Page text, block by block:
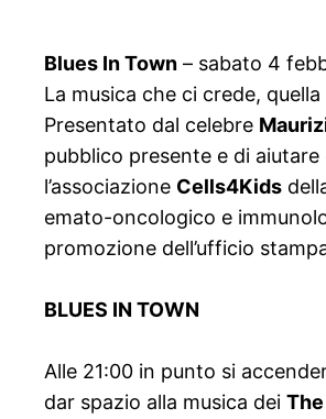
Blues In Town – sabato 4
La musica che ci crede, quella
Presentato dal celebre
pubblico presente e di
l’associazione Cells4Kids
emato-oncologico e
promozione dell’ufficio
BLUES IN TOWN
Alle 21:00 in punto si
dar spazio alla musica dei